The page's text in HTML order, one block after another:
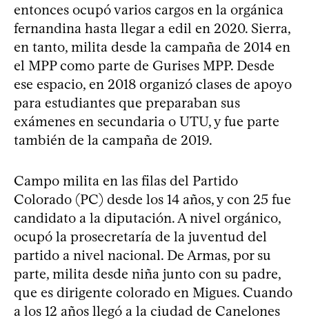
entonces ocupó varios cargos en la orgánica
fernandina hasta llegar a edil en 2020. Sierra,
en tanto, milita desde la campaña de 2014 en
el MPP como parte de Gurises MPP. Desde
ese espacio, en 2018 organizó clases de apoyo
para estudiantes que preparaban sus
exámenes en secundaria o UTU, y fue parte
también de la campaña de 2019.
Campo milita en las filas del Partido
Colorado (PC) desde los 14 años, y con 25 fue
candidato a la diputación. A nivel orgánico,
ocupó la prosecretaría de la juventud del
partido a nivel nacional. De Armas, por su
parte, milita desde niña junto con su padre,
que es dirigente colorado en Migues. Cuando
a los 12 años llegó a la ciudad de Canelones